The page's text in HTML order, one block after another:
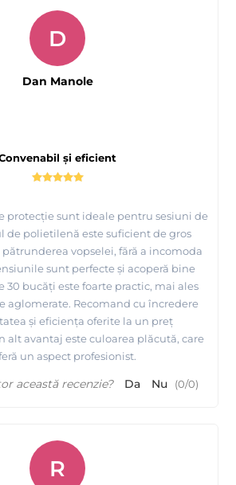
și eficient
protecție sunt ideale pentru sesiuni de
de polietilenă este suficient de gros
vopselei, fără a incomoda
sunt perfecte și acoperă bine
30 bucăți este foarte practic, mai ales
aglomerate. Recomand cu încredere
și eficiența oferite la un preț
alt avantaj este culoarea plăcută, care
un aspect profesionist.
D
Dan Manole
această recenzie? Da Nu (0/0)
R